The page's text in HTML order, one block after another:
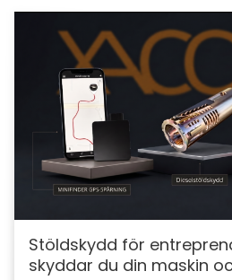
Stöldskydd för
skyddar du din maskin